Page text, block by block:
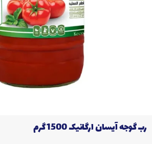
رب گوجه آیسان ارگانیک 1500 گرم